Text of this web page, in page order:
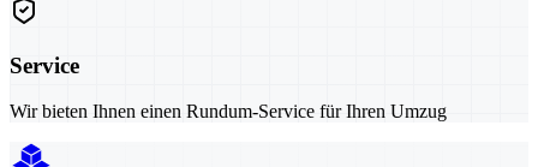
Service
Wir bieten Ihnen einen Rundum-Service für Ihren Umzug